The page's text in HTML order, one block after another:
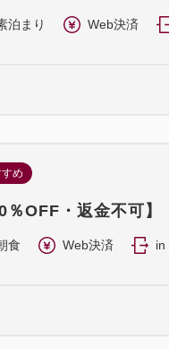
泊まり Web決済
め
％OFF・返金不可
食 Web決済 in